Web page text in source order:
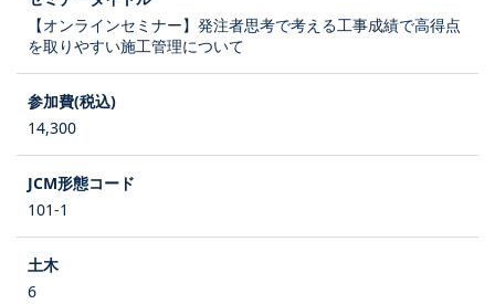
【オンラインセミナー】発注者思考で考える工事成績で高得点
を取りやすい施工管理について
14,300
101-1
6